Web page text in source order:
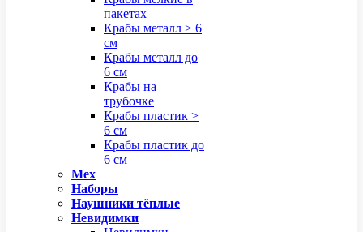
пакетах
Крабы металл > 6
см
Крабы металл до
6 см
Крабы на
трубочке
Крабы пластик >
6 см
Крабы пластик до
6 см
Мех
Наборы
Наушники тёплые
Невидимки